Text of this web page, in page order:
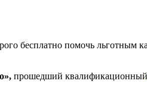
бесплатно помочь льготным
прошедший квалификационный